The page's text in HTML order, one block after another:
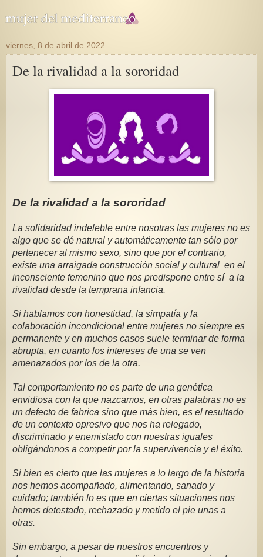
viernes, 8 de abril de 2022
De la rivalidad a la sororidad
De la rivalidad a la sororidad
La solidaridad indeleble entre nosotras las mujeres no es
algo que se dé natural y automáticamente tan sólo por
pertenecer al mismo sexo, sino que por el contrario,
existe una arraigada construcción social y cultural  en el
inconsciente femenino que nos predispone entre sí  a la
rivalidad desde la temprana infancia.
Si hablamos con honestidad, la simpatía y la
colaboración incondicional entre mujeres no siempre es
permanente y en muchos casos suele terminar de forma
abrupta, en cuanto los intereses de una se ven
amenazados por los de la otra.
Tal comportamiento no es parte de una genética
envidiosa con la que nazcamos, en otras palabras no es
un defecto de fabrica sino que más bien, es el resultado
de un contexto opresivo que nos ha relegado,
discriminado y enemistado con nuestras iguales
obligándonos a competir por la supervivencia y el éxito.
Si bien es cierto que las mujeres a lo largo de la historia
nos hemos acompañado, alimentando, sanado y
cuidado; también lo es que en ciertas situaciones nos
hemos detestado, rechazado y metido el pie unas a
otras.
Sin embargo, a pesar de nuestros encuentros y